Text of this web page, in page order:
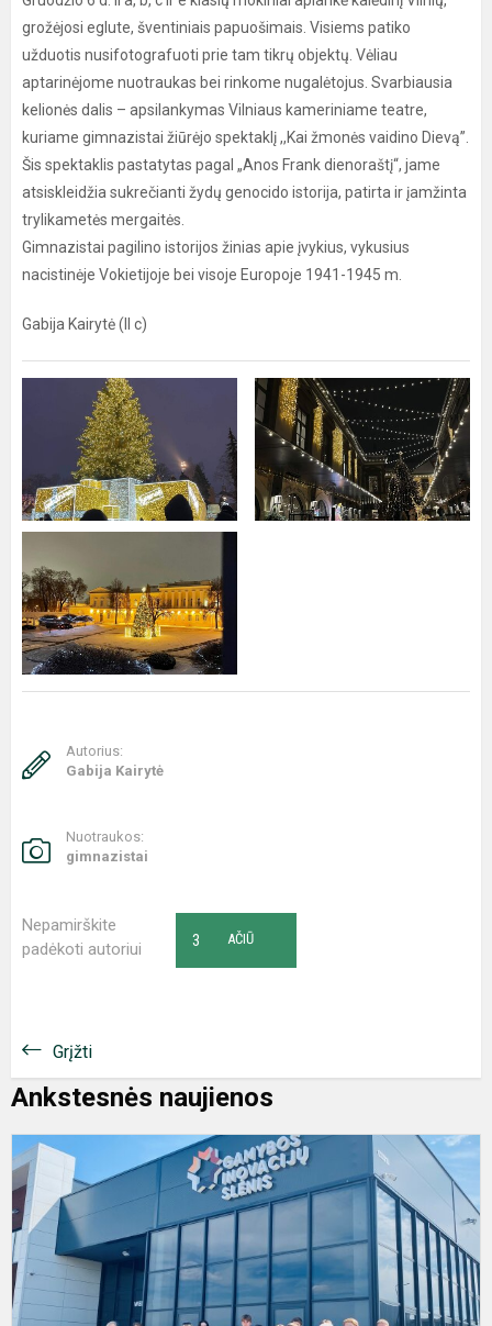
grožėjosi eglute, šventiniais papuošimais. Visiems patiko
užduotis nusifotografuoti prie tam tikrų objektų. Vėliau
aptarinėjome nuotraukas bei rinkome nugalėtojus. Svarbiausia
kelionės dalis – apsilankymas Vilniaus kameriniame teatre,
kuriame gimnazistai žiūrėjo spektaklį ,,Kai žmonės vaidino Dievą”.
Šis spektaklis pastatytas pagal „Anos Frank dienoraštį“, jame
atsiskleidžia sukrečianti žydų genocido istorija, patirta ir įamžinta
trylikametės mergaitės.
Gimnazistai pagilino istorijos žinias apie įvykius, vykusius
nacistinėje Vokietijoje bei visoje Europoje 1941-1945 m.
Gabija Kairytė (II c)
Autorius:
Gabija Kairytė
Nuotraukos:
gimnazistai
Nepamirškite
padėkoti autoriui
AČIŪ
3
Grįžti
Ankstesnės naujienos